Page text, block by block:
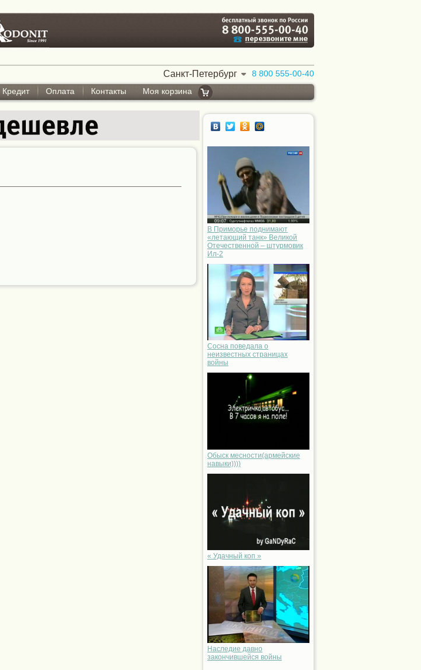
Санкт-Петербург
8 800 555-00-40
Кредит Оплата Контакты Моя корзина
В Приморье поднимают
«летающий танк» Великой
Отечественной – штурмовик
Ил-2
Сосна поведала о
неизвестных страницах
войны
Обыск месности(армейские
навыки))))
« Удачный коп »
Наследие давно
закончившейся войны